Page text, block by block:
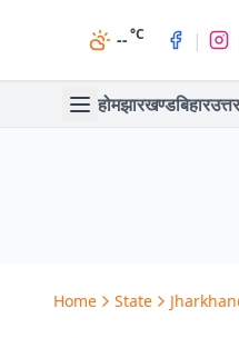
--°C |
होमझारखण्डबिहार
Home State